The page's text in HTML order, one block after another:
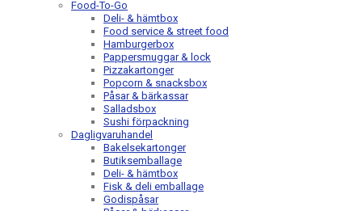
Food-To-Go
Deli- & hämtbox
Food service & street food
Hamburgerbox
Pappersmuggar & lock
Pizzakartonger
Popcorn & snacksbox
Påsar & bärkassar
Salladsbox
Sushi förpackning
Dagligvaruhandel
Bakelsekartonger
Butiksemballage
Deli- & hämtbox
Fisk & deli emballage
Godispåsar